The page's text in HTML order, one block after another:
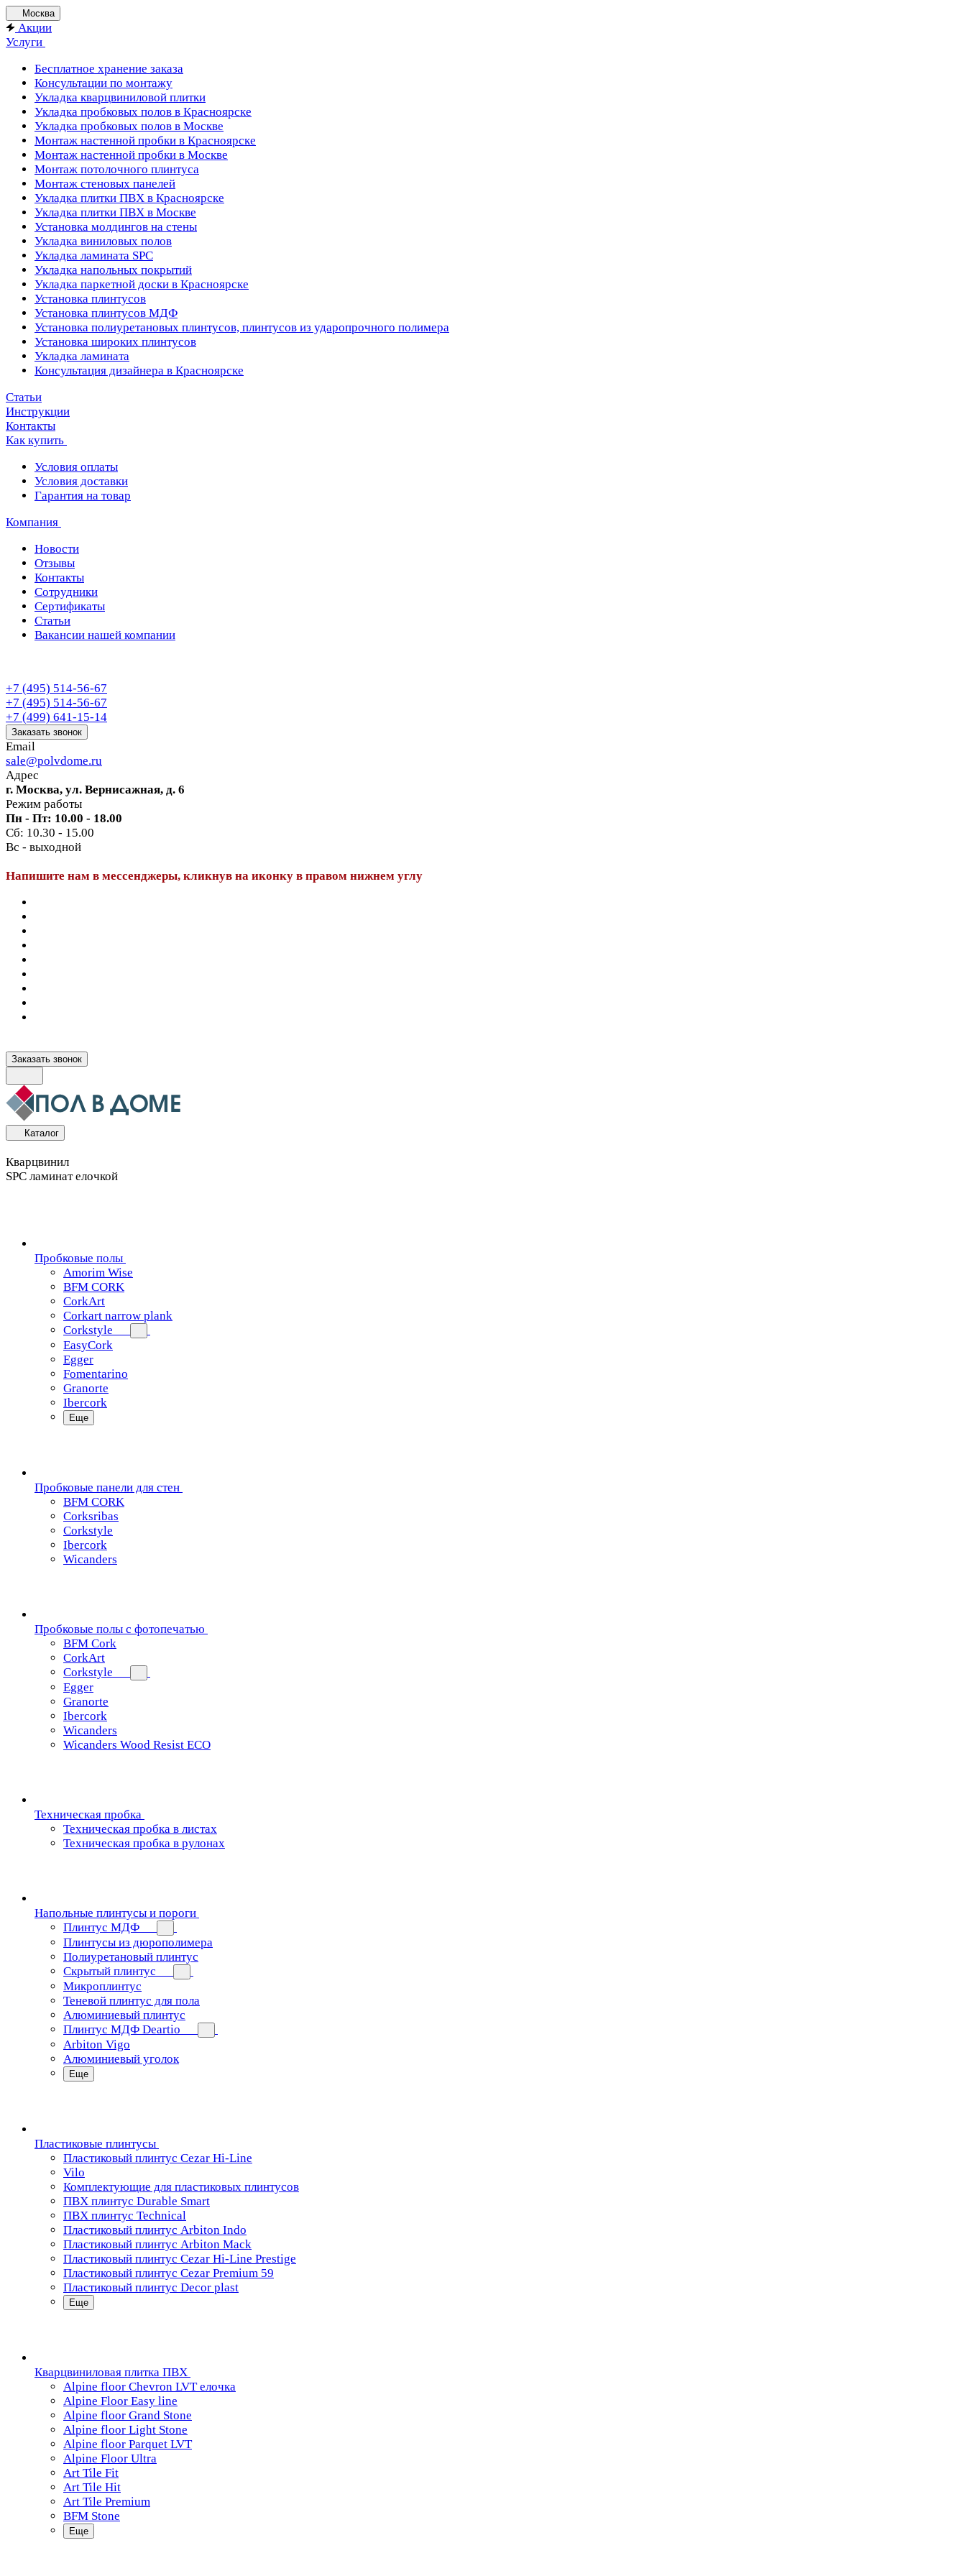
Москва
Акции
Услуги
Бесплатное хранение заказа
Консультации по монтажу
Укладка кварцвиниловой плитки
Укладка пробковых полов в Красноярске
Укладка пробковых полов в Москве
Монтаж настенной пробки в Красноярске
Монтаж настенной пробки в Москве
Монтаж потолочного плинтуса
Монтаж стеновых панелей
Укладка плитки ПВХ в Красноярске
Укладка плитки ПВХ в Москве
Установка молдингов на стены
Укладка виниловых полов
Укладка ламината SPC
Укладка напольных покрытий
Укладка паркетной доски в Красноярске
Установка плинтусов
Установка плинтусов МДФ
Установка полиуретановых плинтусов, плинтусов из ударопрочного полимера
Установка широких плинтусов
Укладка ламината
Консультация дизайнера в Красноярске
Статьи
Инструкции
Контакты
Как купить
Условия оплаты
Условия доставки
Гарантия на товар
Компания
Новости
Отзывы
Контакты
Сотрудники
Сертификаты
Статьи
Вакансии нашей компании
+7 (495) 514-56-67
+7 (495) 514-56-67
+7 (499) 641-15-14
Заказать звонок
Email
sale@polvdome.ru
Адрес
г. Москва, ул. Вернисажная, д. 6
Режим работы
Пн - Пт: 10.00 - 18.00
Сб: 10.30 - 15.00
Вс - выходной
Напишите нам в мессенджеры, кликнув на иконку в правом нижнем углу
Заказать звонок
Каталог
Кварцвинил
SPC ламинат елочкой
Пробковые полы
Amorim Wise
BFM CORK
CorkArt
Corkart narrow plank
Corkstyle
EasyCork
Egger
Fomentarino
Granorte
Ibercork
Еще
Пробковые панели для стен
BFM CORK
Corksribas
Corkstyle
Ibercork
Wicanders
Пробковые полы с фотопечатью
BFM Cork
CorkArt
Corkstyle
Egger
Granorte
Ibercork
Wicanders
Wicanders Wood Resist ECO
Техническая пробка
Техническая пробка в листах
Техническая пробка в рулонах
Напольные плинтусы и пороги
Плинтус МДФ
Плинтусы из дюрополимера
Полиуретановый плинтус
Скрытый плинтус
Микроплинтус
Теневой плинтус для пола
Алюминиевый плинтус
Плинтус МДФ Deartio
Arbiton Vigo
Алюминиевый уголок
Еще
Пластиковые плинтусы
Пластиковый плинтус Cezar Hi-Line
Vilo
Комплектующие для пластиковых плинтусов
ПВХ плинтус Durable Smart
ПВХ плинтус Technical
Пластиковый плинтус Arbiton Indo
Пластиковый плинтус Arbiton Mack
Пластиковый плинтус Cezar Hi-Line Prestige
Пластиковый плинтус Cezar Premium 59
Пластиковый плинтус Decor plast
Еще
Кварцвиниловая плитка ПВХ
Alpine floor Chevron LVT елочка
Alpine Floor Easy line
Alpine floor Grand Stone
Alpine floor Light Stone
Alpine floor Parquet LVT
Alpine Floor Ultra
Art Tile Fit
Art Tile Hit
Art Tile Premium
BFM Stone
Еще